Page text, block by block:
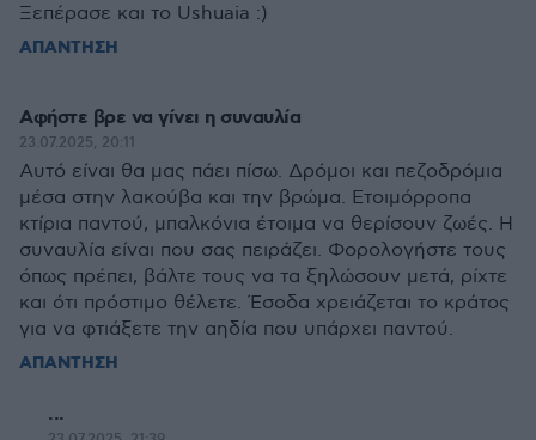
Ξεπέρασε και το Ushuaia :)
ΑΠΑΝΤΗΣΗ
Αφήστε βρε να γίνει η συναυλία
23.07.2025, 20:11
Αυτό είναι θα μας πάει πίσω. Δρόμοι και πεζοδρόμια
μέσα στην λακούβα και την βρώμα. Ετοιμόρροπα
κτίρια παντού, μπαλκόνια έτοιμα να θερίσουν ζωές. Η
συναυλία είναι που σας πειράζει. Φορολογήστε τους
όπως πρέπει, βάλτε τους να τα ξηλώσουν μετά, ρίχτε
και ότι πρόστιμο θέλετε. Έσοδα χρειάζεται το κράτος
για να φτιάξετε την αηδία που υπάρχει παντού.
ΑΠΑΝΤΗΣΗ
...